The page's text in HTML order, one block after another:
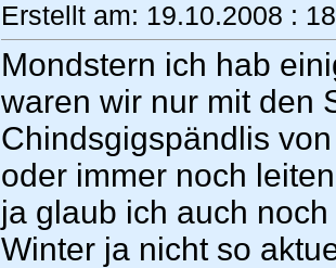
Erstellt am: 19.10.2008 :
Mondstern ich hab
waren wir nur mit den
Chindsgigspändlis
oder immer noch
ja glaub ich auch
Winter ja nicht so